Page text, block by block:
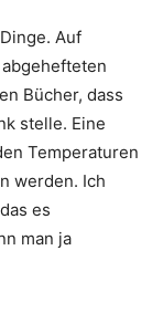
Auf
Bücher, dass
stelle. Eine
Temperaturen
werden. Ich
es
man ja